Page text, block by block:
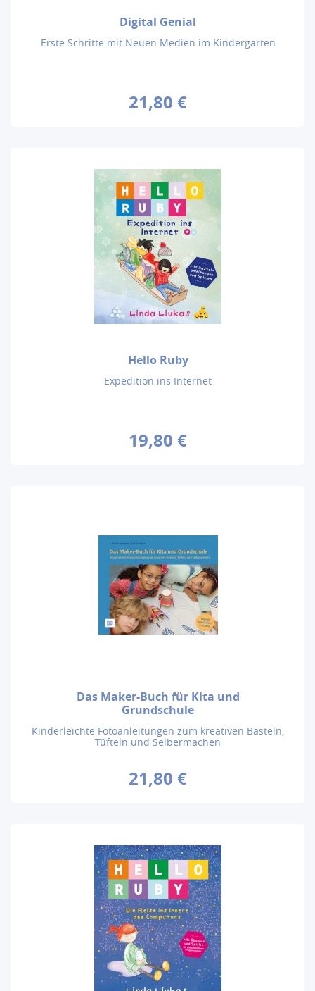
Digital Genial
Erste Schritte mit Neuen Medien im Kindergarten
21,80 €
Hello Ruby
Expedition ins Internet
19,80 €
Das Maker-Buch für Kita und
Grundschule
Kinderleichte Fotoanleitungen zum kreativen Basteln,
Tüfteln und Selbermachen
21,80 €